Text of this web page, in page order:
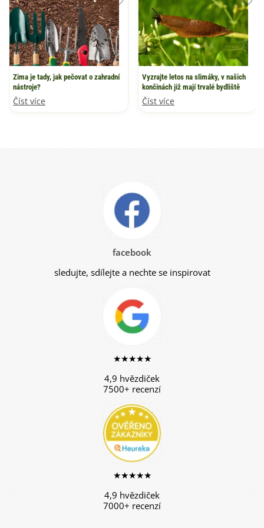
Zima je tady, jak pečovat o zahradní
nástroje?
Číst více
Vyzrajte letos na slimáky, v našich
končinách již mají trvalé bydliště
Číst více
facebook
sledujte, sdílejte a nechte se inspirovat
★★★★★
4,9 hvězdiček
7500+ recenzí
★★★★★
4,9 hvězdiček
7000+ recenzí